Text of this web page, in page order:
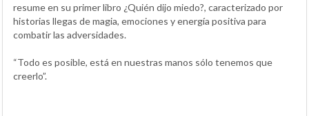
resume en su primer libro ¿Quién dijo miedo?, caracterizado por
historias llegas de magia, emociones y energía positiva para
combatir las adversidades.
“Todo es posible, está en nuestras manos sólo tenemos que
creerlo”.